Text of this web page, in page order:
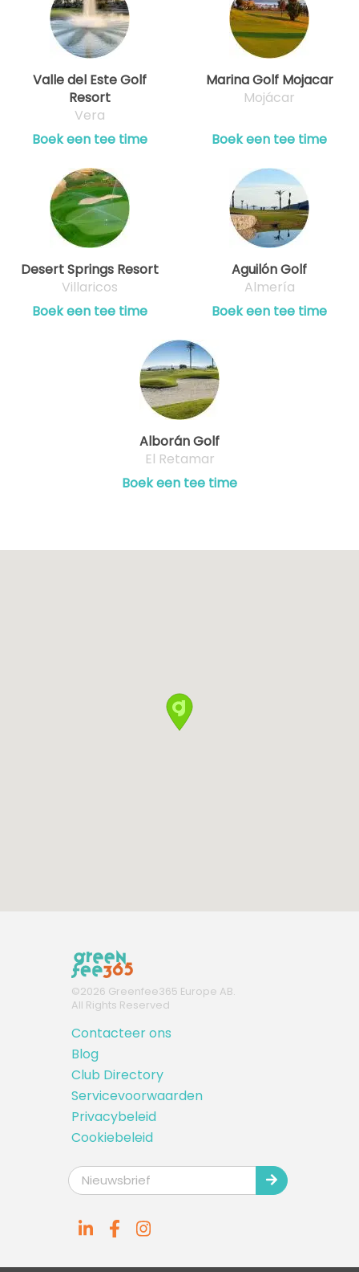
Valle del Este Golf
Resort
Vera
Boek een tee time
Marina Golf Mojacar
Mojácar
Boek een tee time
Desert Springs Resort
Villaricos
Boek een tee time
Aguilón Golf
Almería
Boek een tee time
Alborán Golf
El Retamar
Boek een tee time
©2026 Greenfee365 Europe AB.
All Rights Reserved
Contacteer ons
Blog
Club Directory
Servicevoorwaarden
Privacybeleid
Cookiebeleid